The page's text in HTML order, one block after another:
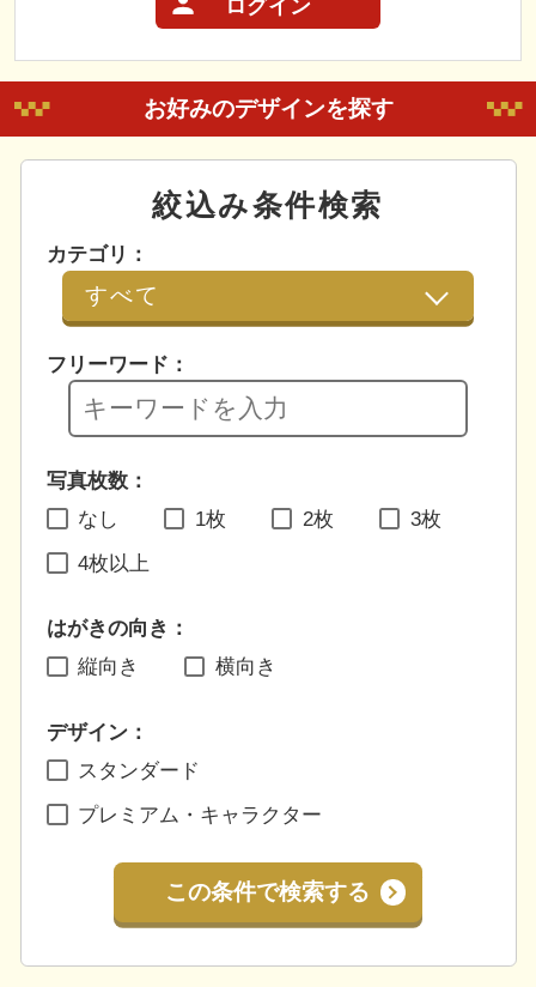
ログイン
お好みのデザインを探す
絞込み条件検索
カテゴリ：
フリーワード：
写真枚数：
なし
1枚 2枚 3枚
4枚以上
はがきの向き：
縦向き
横向き
デザイン：
スタンダード
プレミアム・キャラクター
この条件で検索する